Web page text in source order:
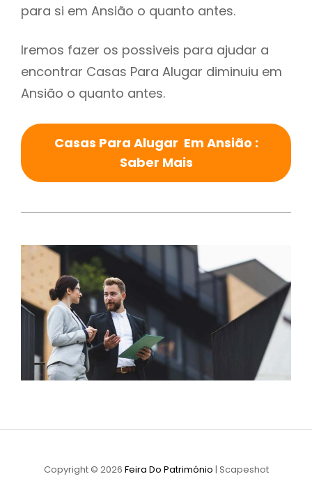
para si em Ansião o quanto antes.
Iremos fazer os possiveis para ajudar a
encontrar Casas Para Alugar diminuiu em
Ansião o quanto antes.
Casas Para Alugar Em Ansião :
Saber Mais
Copyright © 2026 Feira Do Património | Scapeshot